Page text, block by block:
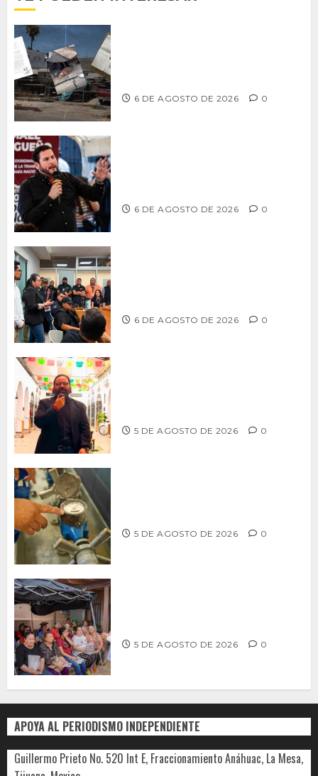
6 DE AGOSTO DE 2026 0
6 DE AGOSTO DE 2026 0
6 DE AGOSTO DE 2026 0
5 DE AGOSTO DE 2026 0
5 DE AGOSTO DE 2026 0
5 DE AGOSTO DE 2026 0
APOYA AL PERIODISMO INDEPENDIENTE
Guillermo Prieto No. 520 Int E, Fraccionamiento Anáhuac, La Mesa,